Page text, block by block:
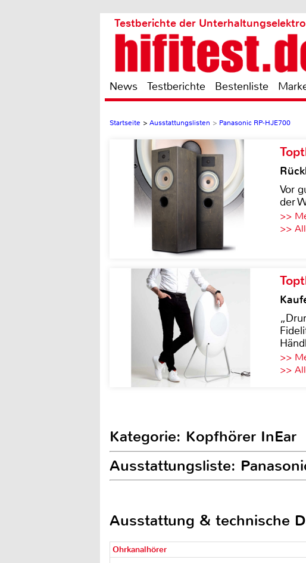
Testberichte der
News Testberichte Bestenliste
Startseite > Ausstattungslisten > Panasonic RP-HJE700
Vor
der
>>
>>
>>
>>
Kategorie: Kopfhörer InEar
Ausstattungsliste:
Ausstattung & technische
Ohrkanalhörer